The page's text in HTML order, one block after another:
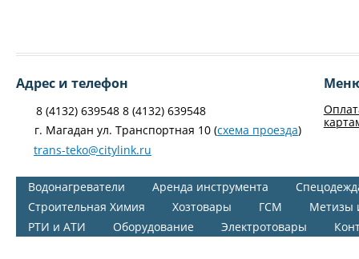
Адрес и телефон
8 (4132) 639548 8 (4132) 639548
г. Магадан ул. Транспортная 10 (схема проезда)
trans-teko@citylink.ru
Водонагреватели Аренда инструмента
Строительная Химия
Хозтовары ГСМ
Метизы
РТИ и АТИ
Оборудование Электротовары